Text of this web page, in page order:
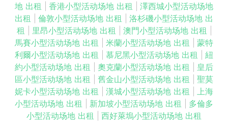
地 出租
香港小型活动场地 出租
澤西城小型活动场地
出租
倫敦小型活动场地 出租
洛杉磯小型活动场地 出
租
里昂小型活动场地 出租 澳門小型活动场地 出租
馬賽小型活动场地 出租
米蘭小型活动场地 出租
蒙特
利爾小型活动场地 出租
慕尼黑小型活动场地 出租
紐
約小型活动场地 出租
奧克蘭小型活动场地 出租
皇后
區小型活动场地 出租
舊金山小型活动场地 出租
聖莫
妮卡小型活动场地 出租
漢城小型活动场地 出租
上海
小型活动场地 出租
新加坡小型活动场地 出租
多倫多
小型活动场地 出租
西好萊塢小型活动场地 出租